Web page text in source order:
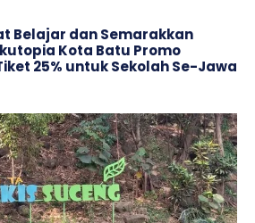
Belajar dan Semarakkan
Kota Batu Promo
25% untuk Sekolah Se-Jawa